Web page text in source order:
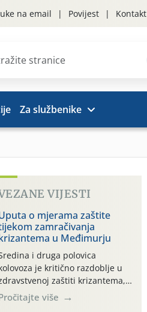
na email Povijest Kontakt
Za službenike
VIJESTI
o mjerama zaštite
zamračivanja
u Međimurju
i druga polovica
je kritično razdoblje u
zaštiti krizantema,
prije zamračivanja u proteklom
smo mjesecu tri puta upućivali
više